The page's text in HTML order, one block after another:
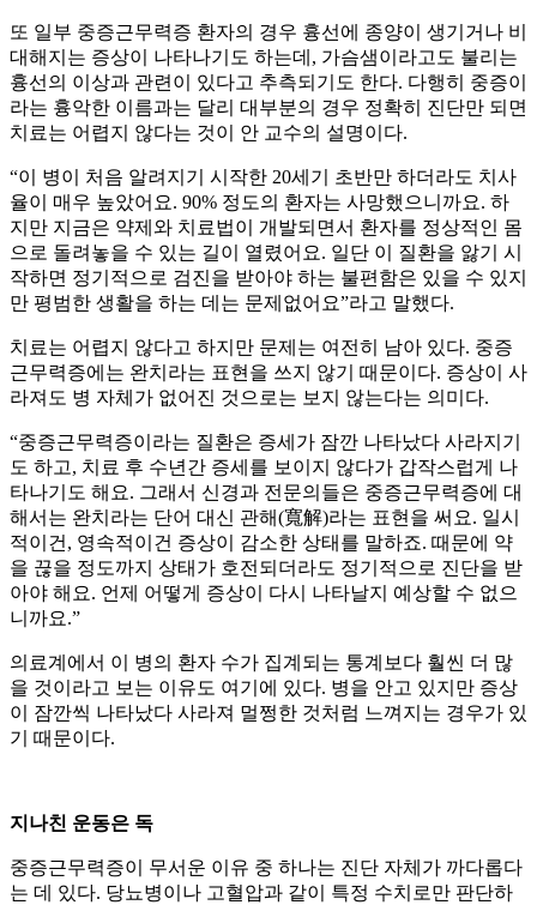
또 일부 중증근무력증 환자의 경우 흉선에 종양이 생기거나 비
대해지는 증상이 나타나기도 하는데, 가슴샘이라고도 불리는
흉선의 이상과 관련이 있다고 추측되기도 한다. 다행히 중증이
라는 흉악한 이름과는 달리 대부분의 경우 정확히 진단만 되면
치료는 어렵지 않다는 것이 안 교수의 설명이다.
“이 병이 처음 알려지기 시작한 20세기 초반만 하더라도 치사
율이 매우 높았어요. 90% 정도의 환자는 사망했으니까요. 하
지만 지금은 약제와 치료법이 개발되면서 환자를 정상적인 몸
으로 돌려놓을 수 있는 길이 열렸어요. 일단 이 질환을 앓기 시
작하면 정기적으로 검진을 받아야 하는 불편함은 있을 수 있지
만 평범한 생활을 하는 데는 문제없어요”라고 말했다.
치료는 어렵지 않다고 하지만 문제는 여전히 남아 있다. 중증
근무력증에는 완치라는 표현을 쓰지 않기 때문이다. 증상이 사
라져도 병 자체가 없어진 것으로는 보지 않는다는 의미다.
“중증근무력증이라는 질환은 증세가 잠깐 나타났다 사라지기
도 하고, 치료 후 수년간 증세를 보이지 않다가 갑작스럽게 나
타나기도 해요. 그래서 신경과 전문의들은 중증근무력증에 대
해서는 완치라는 단어 대신 관해(寬解)라는 표현을 써요. 일시
적이건, 영속적이건 증상이 감소한 상태를 말하죠. 때문에 약
을 끊을 정도까지 상태가 호전되더라도 정기적으로 진단을 받
아야 해요. 언제 어떻게 증상이 다시 나타날지 예상할 수 없으
니까요.”
의료계에서 이 병의 환자 수가 집계되는 통계보다 훨씬 더 많
을 것이라고 보는 이유도 여기에 있다. 병을 안고 있지만 증상
이 잠깐씩 나타났다 사라져 멀쩡한 것처럼 느껴지는 경우가 있
기 때문이다.
지나친 운동은 독
중증근무력증이 무서운 이유 중 하나는 진단 자체가 까다롭다
는 데 있다. 당뇨병이나 고혈압과 같이 특정 수치로만 판단하